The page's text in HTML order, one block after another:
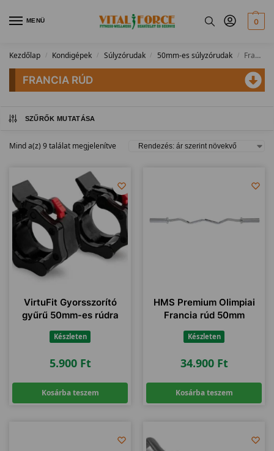
MENÜ 0
Kezdőlap / Kondigépek / Súlyzórudak / 50mm-es súlyzórudak / Francia rúd
FRANCIA RÚD
SZŰRŐK MUTATÁSA
Mind a(z) 9 találat megjelenítve
VirtuFit Gyorsszorító
gyűrű 50mm-es rúdra
Készleten
5.900 Ft
Kosárba teszem
HMS Premium Olimpiai
Francia rúd 50mm
Készleten
34.900 Ft
Kosárba teszem